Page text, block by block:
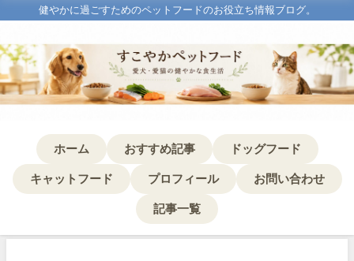
健やかに過ごすためのペットフードのお役立ち情報ブログ。
ホーム おすすめ記事 ドッグフード
キャットフード プロフィール お問い合わせ
記事一覧